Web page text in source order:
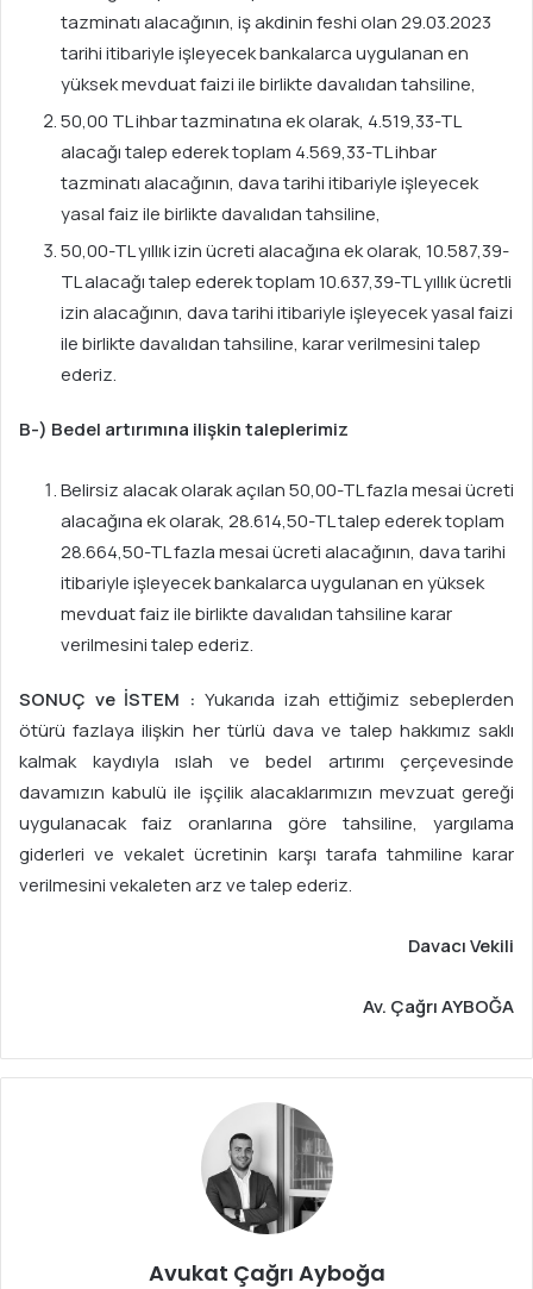
tazminatı alacağının, iş akdinin feshi olan 29.03.2023
tarihi itibariyle işleyecek bankalarca uygulanan en
yüksek mevduat faizi ile birlikte davalıdan tahsiline,
50,00 TL ihbar tazminatına ek olarak, 4.519,33-TL
alacağı talep ederek toplam 4.569,33-TL ihbar
tazminatı alacağının, dava tarihi itibariyle işleyecek
yasal faiz ile birlikte davalıdan tahsiline,
50,00-TL yıllık izin ücreti alacağına ek olarak, 10.587,39-
TL alacağı talep ederek toplam 10.637,39-TL yıllık ücretli
izin alacağının, dava tarihi itibariyle işleyecek yasal faizi
ile birlikte davalıdan tahsiline, karar verilmesini talep
ederiz.
B-) Bedel artırımına ilişkin taleplerimiz
Belirsiz alacak olarak açılan 50,00-TL fazla mesai ücreti
alacağına ek olarak, 28.614,50-TL talep ederek toplam
28.664,50-TL fazla mesai ücreti alacağının, dava tarihi
itibariyle işleyecek bankalarca uygulanan en yüksek
mevduat faiz ile birlikte davalıdan tahsiline karar
verilmesini talep ederiz.
SONUÇ ve İSTEM : Yukarıda izah ettiğimiz sebeplerden
ötürü fazlaya ilişkin her türlü dava ve talep hakkımız saklı
kalmak kaydıyla ıslah ve bedel artırımı çerçevesinde
davamızın kabulü ile işçilik alacaklarımızın mevzuat gereği
uygulanacak faiz oranlarına göre tahsiline, yargılama
giderleri ve vekalet ücretinin karşı tarafa tahmiline karar
verilmesini vekaleten arz ve talep ederiz.
Davacı Vekili
Av. Çağrı AYBOĞA
Avukat Çağrı Ayboğa